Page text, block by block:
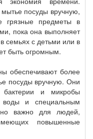
мытье посуды вручную,
грязные предметы в
пока она выполняет
семьях с детьми или в
быть огромным.
обеспечивают более
посуды вручную. Они
и микробы
воды и специальным
важно для людей,
повышенные